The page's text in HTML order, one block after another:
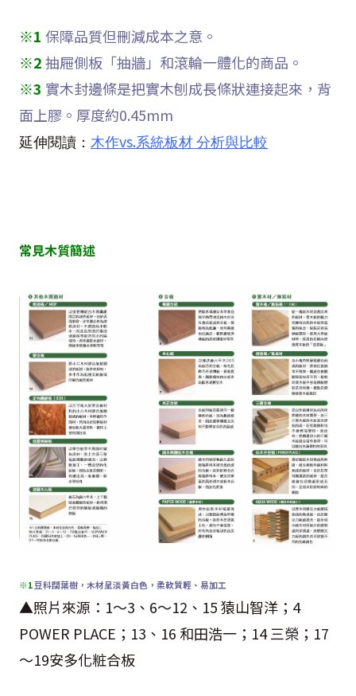
※1 保障品質但刪減成本之意。
※2抽屜側板「抽牆」和滾輪一體化的商品。
※3 實木封邊條是把實木刨成長條狀連接起來，背
面上膠。厚度約0.45mm
延伸閱讀： 木作vs.系統板材 分析與比較
常見木質簡述
※1豆科闊葉樹，木材呈淡黃白色，柔軟質輕、易加工
▲照片來源：1～3、6～12、15 猿山智洋；4
POWER PLACE；13、16 和田浩一；14 三榮；17
～19安多化粧合板